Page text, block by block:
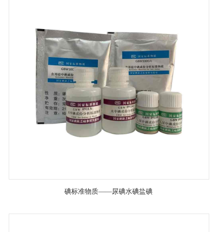
碘标准物质——尿碘水碘盐碘